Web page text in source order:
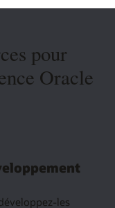
pour
Oracle
les